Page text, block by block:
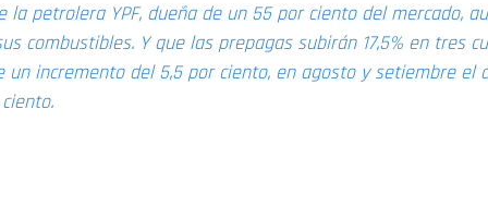
la petrolera YPF, dueña de un 55 por ciento del mercado,
combustibles. Y que las prepagas subirán 17,5% en tres
un incremento del 5,5 por ciento, en agosto y setiembre el